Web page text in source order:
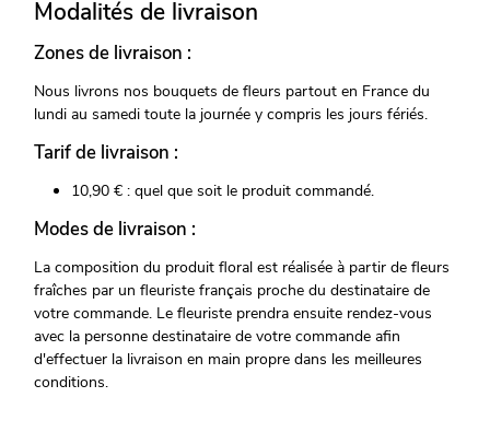
Modalités de livraison
Zones de livraison :
Nous livrons nos bouquets de fleurs partout en France du
lundi au samedi toute la journée y compris les jours fériés.
Tarif de livraison :
10,90 € : quel que soit le produit commandé.
Modes de livraison :
La composition du produit floral est réalisée à partir de fleurs
fraîches par un fleuriste français proche du destinataire de
votre commande. Le fleuriste prendra ensuite rendez-vous
avec la personne destinataire de votre commande afin
d'effectuer la livraison en main propre dans les meilleures
conditions.